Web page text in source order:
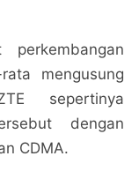
mengusung
sepertinya
dengan
CDMA.